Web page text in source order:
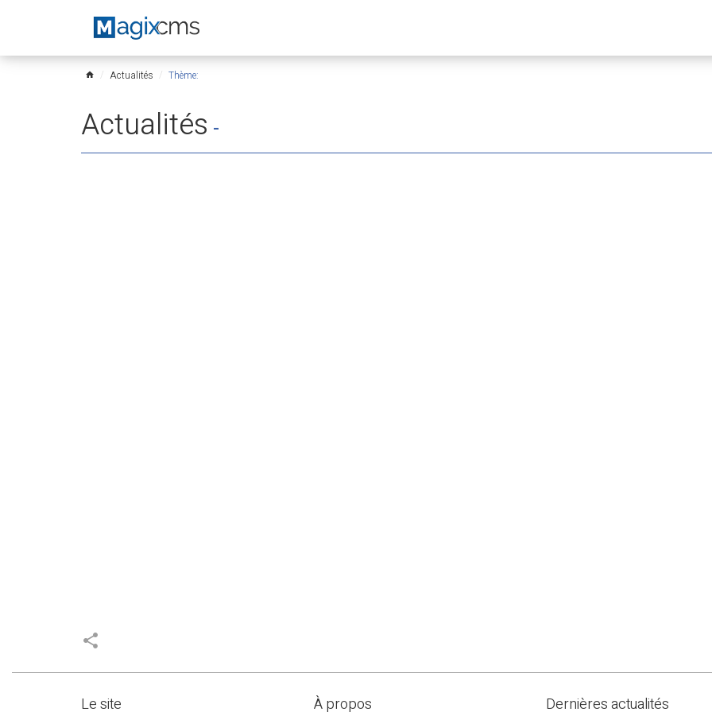
home Actualités Thème:
Actualités -
share
Le site À propos Dernières actualités